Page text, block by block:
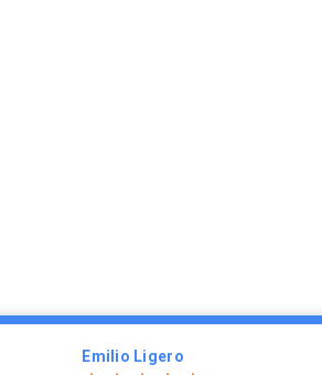
Emilio Ligero